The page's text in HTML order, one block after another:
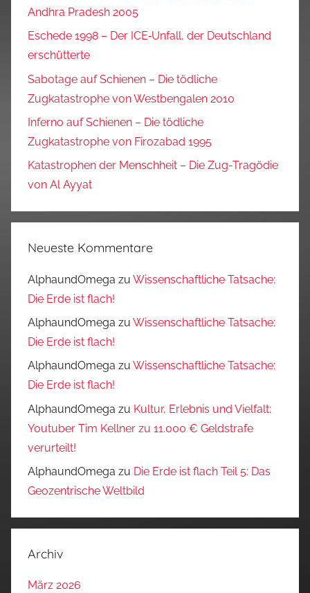
Andhra Pradesh 2005
Eschede 1998 – Der ICE‑Unfall, der Deutschland
erschütterte
Sabotage auf Schienen – Die tödliche
Zugkatastrophe von Westbengalen 2010
Inferno auf Schienen – Die tödliche
Zugkatastrophe von Firozabad 1995
Katastrophen der Menschheit – Die Zug-Tragödie
von Al Ayyat
Neueste Kommentare
AlphaundOmega zu Wissenschaftliche Tatsache:
Die Erde ist flach!
AlphaundOmega zu Wissenschaftliche Tatsache:
Die Erde ist flach!
AlphaundOmega zu Wissenschaftliche Tatsache:
Die Erde ist flach!
AlphaundOmega zu Kultur, Erlebnis und Vielfalt:
Youtuber Tim Kellner zu 11.000 € Geldstrafe
verurteilt!
AlphaundOmega zu Die Erde ist flach Teil 5: Das
Geozentrische Weltbild
Archiv
März 2026